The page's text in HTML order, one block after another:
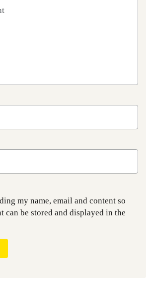
my name, email and content so
can be stored and displayed in the